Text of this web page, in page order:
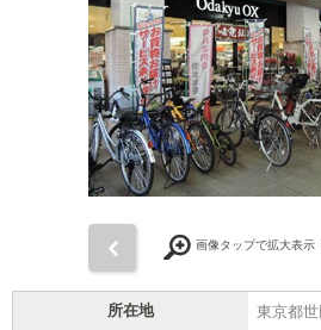
画像タップで拡大表示
所在地 東京都